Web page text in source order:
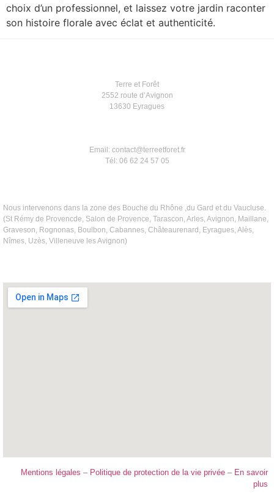
choix d’un professionnel, et laissez votre jardin raconter
son histoire florale avec éclat et authenticité.
Terre et Forêt
2552 route d’Avignon
13630 Eyragues
Email: contact@terreetforet.fr
Tél: 06 62 24 57 05
Nous intervenons dans la zone des Bouche du Rhône ,du Gard et du Vaucluse.
(St Rémy de Provencde, Salon de Provence, Tarascon, Arles, Avignon, Maillane,
Graveson, Rognonas, Boulbon, Cabannes, Châteaurenard, Eyragues, Alès,
Nîmes, Uzès, Villeneuve les Avignon)
Mentions légales – Politique de protection de la vie privée – En savoir
plus